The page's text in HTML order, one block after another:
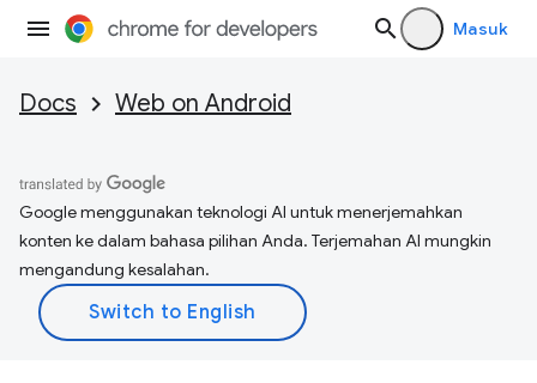
Masuk
Docs Web on Android
Google menggunakan teknologi AI untuk menerjemahkan
konten ke dalam bahasa pilihan Anda. Terjemahan AI mungkin
mengandung kesalahan.